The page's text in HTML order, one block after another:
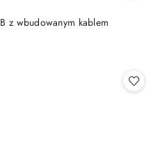
z wbudowanym kablem